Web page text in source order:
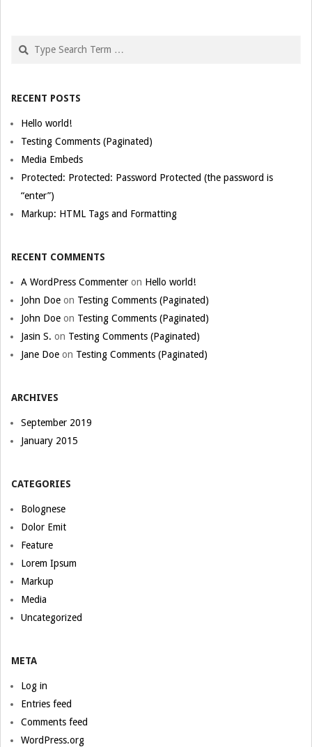
RECENT POSTS
Hello world!
Testing Comments (Paginated)
Media Embeds
Protected: Protected: Password Protected (the password is
“enter”)
Markup: HTML Tags and Formatting
RECENT COMMENTS
A WordPress Commenter on Hello world!
John Doe on Testing Comments (Paginated)
John Doe on Testing Comments (Paginated)
Jasin S. on Testing Comments (Paginated)
Jane Doe on Testing Comments (Paginated)
ARCHIVES
September 2019
January 2015
CATEGORIES
Bolognese
Dolor Emit
Feature
Lorem Ipsum
Markup
Media
Uncategorized
META
Log in
Entries feed
Comments feed
WordPress.org